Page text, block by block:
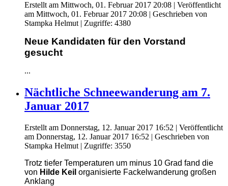
Erstellt am Mittwoch, 01. Februar 2017 20:08 | Veröffentlicht
am Mittwoch, 01. Februar 2017 20:08 | Geschrieben von
Stampka Helmut | Zugriffe: 4380
Neue Kandidaten für den Vorstand
gesucht
...
Nächtliche Schneewanderung am 7.
Januar 2017
Erstellt am Donnerstag, 12. Januar 2017 16:52 | Veröffentlicht
am Donnerstag, 12. Januar 2017 16:52 | Geschrieben von
Stampka Helmut | Zugriffe: 3550
Trotz tiefer Temperaturen um minus 10 Grad fand die
von Hilde Keil organisierte Fackelwanderung großen
Anklang